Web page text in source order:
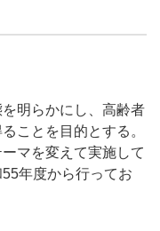
明らかにし、高齢者
ことを目的とする。
マを変えて実施して
年度から行ってお